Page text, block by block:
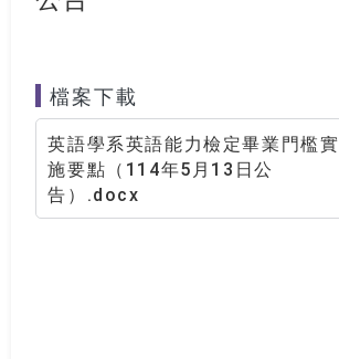
檔案下載
英語學系英語能力檢定畢業門檻實
施要點（114年5月13日公
告）.docx